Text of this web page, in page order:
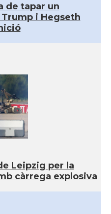
de tapar un
i Hegseth
Leipzig per la
càrrega explosiva